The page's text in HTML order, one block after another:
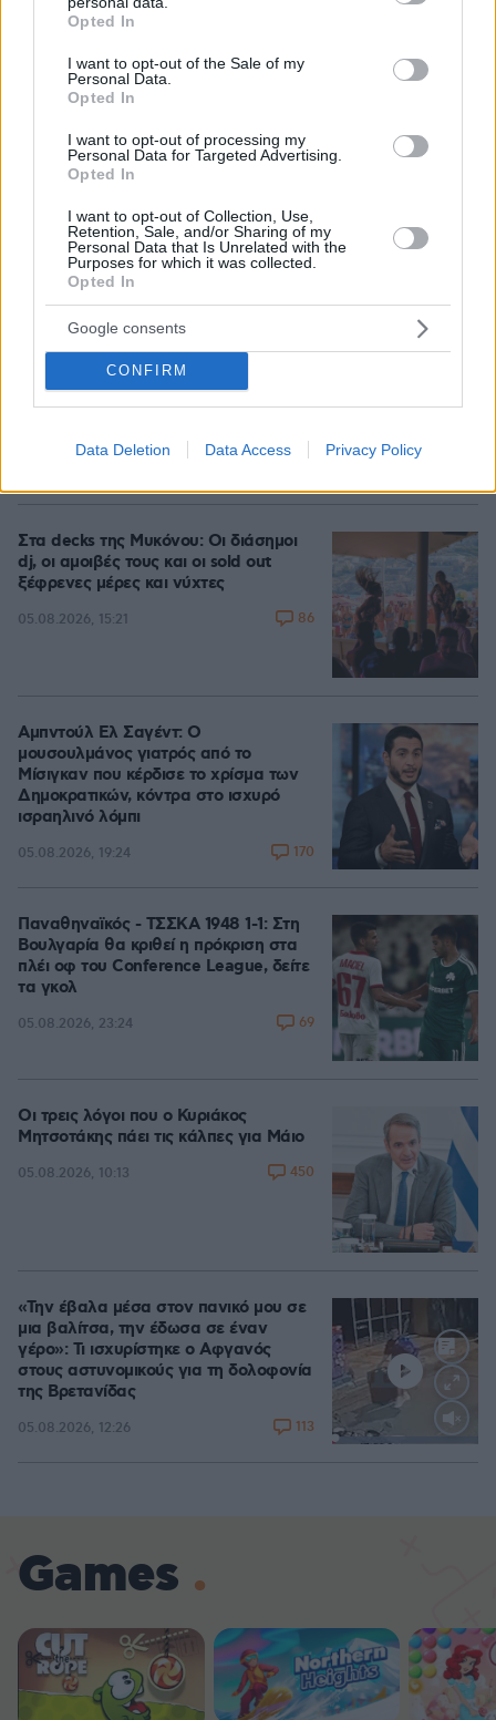
grant or deny consent to Google and its third-party tags to
use your data for below specified purposes in below Google
consent section.
Opted In
I want to opt-out of the Sale of my
Personal Data.
Opted In
I want to opt-out of processing my
Personal Data for Targeted Advertising.
Opted In
I want to opt-out of Collection, Use,
Retention, Sale, and/or Sharing of my
Personal Data that Is Unrelated with the
Purposes for which it was collected.
Opted In
Google consents
CONFIRM
Data Deletion Data Access Privacy Policy
Σερ Ντέμης Χασάμπης: Ποιος είναι ο Έλληνας
νέος «εγκέφαλος» του τμήματος AI της Google
05.08.2026, 21:43
Δείτε βίντεο: Υποψήφιος
Δημοκρατικός σε παραλία της Χαβάης
προκαλεί βρίζοντας γυναίκες, πέφτει
ξερός από γροθιά
05.08.2026, 21:28
Στα decks της Μυκόνου: Οι διάσημοι
dj, οι αμοιβές τους και οι sold out
ξέφρενες μέρες και νύχτες
05.08.2026, 15:21 86
Αμπντούλ Ελ Σαγέντ: Ο
μουσουλμάνος γιατρός από το
Μίσιγκαν που κέρδισε το χρίσμα των
Δημοκρατικών, κόντρα στο ισχυρό
ισραηλινό λόμπι
05.08.2026, 19:24 170
Παναθηναϊκός - ΤΣΣΚΑ 1948 1-1: Στη
Βουλγαρία θα κριθεί η πρόκριση στα
πλέι οφ του Conference League, δείτε
τα γκολ
05.08.2026, 23:24 69
Οι τρεις λόγοι που ο Κυριάκος
Μητσοτάκης πάει τις κάλπες για Μάιο
05.08.2026, 10:13 450
«Την έβαλα μέσα στον πανικό μου σε
μια βαλίτσα, την έδωσα σε έναν
γέρο»: Τι ισχυρίστηκε ο Αφγανός
στους αστυνομικούς για τη δολοφονία
της Βρετανίδας
05.08.2026, 12:26 113
Games